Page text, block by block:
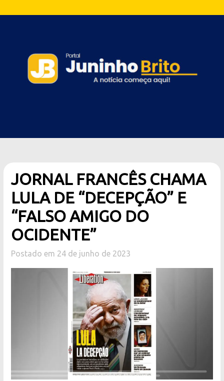
JORNAL FRANCÊS CHAMA
LULA DE “DECEPÇÃO” E
“FALSO AMIGO DO
OCIDENTE”
Postado em 24 de junho de 2023